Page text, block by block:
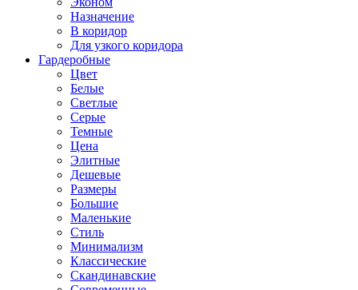
Назначение
В коридор
Для узкого коридора
Гардеробные
Цвет
Белые
Светлые
Серые
Темные
Цена
Элитные
Дешевые
Размеры
Большие
Маленькие
Стиль
Минимализм
Классические
Скандинавские